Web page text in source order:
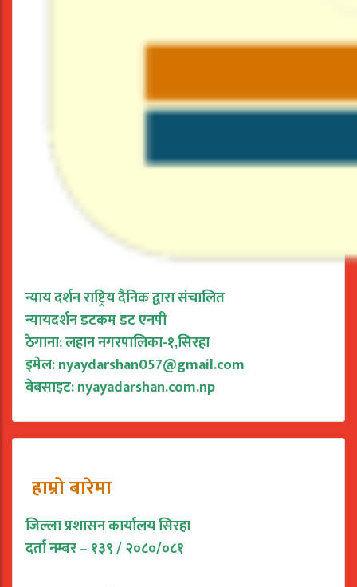
न्याय दर्शन राष्ट्रिय दैनिक द्वारा संचालित
न्यायदर्शन डटकम डट एनपी
ठेगाना: लहान नगरपालिका-१,सिरहा
इमेल:nyaydarshan057@gmail.com
वेबसाइट: nyayadarshan.com.np
हाम्रो बारेमा
जिल्ला प्रशासन कार्यालय सिरहा
दर्ता नम्बर – १३९ / २०८०/०८१